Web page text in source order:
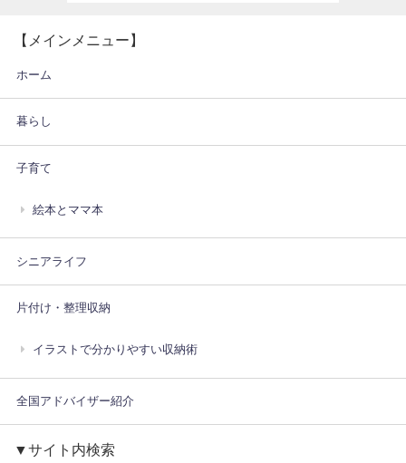
【メインメニュー】
ホーム
暮らし
子育て
絵本とママ本
シニアライフ
片付け・整理収納
イラストで分かりやすい収納術
全国アドバイザー紹介
▼サイト内検索